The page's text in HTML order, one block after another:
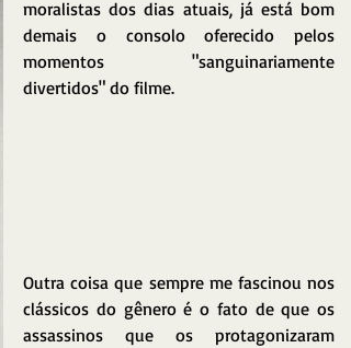
moralistas dos dias atuais, já está bom
demais o consolo oferecido pelos
momentos "sanguinariamente
divertidos" do filme.
Outra coisa que sempre me fascinou nos
clássicos do gênero é o fato de que os
assassinos que os protagonizaram